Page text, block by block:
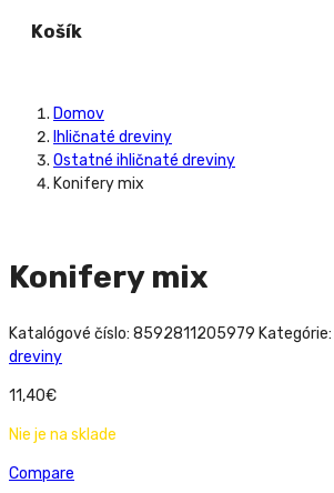
Košík
Domov
Ihličnaté dreviny
Ostatné ihličnaté dreviny
Konifery mix
Konifery mix
Katalógové číslo: 8592811205979 Kategórie:
dreviny
11,40€
Nie je na sklade
Compare